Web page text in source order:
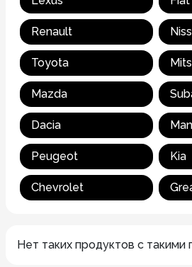
Renault
Toyota
Mazda
Dacia Man
Peugeot Kia
Chevrolet
Нет таких продуктов с такими